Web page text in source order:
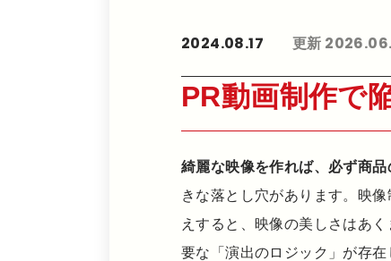
2024.08.17 更新
PR動画制作で
綺麗な映像を作れば、必ず商品
きな落とし穴があります。映
えすると、映像の美しさはあ
要な「演出のロジック」が存在